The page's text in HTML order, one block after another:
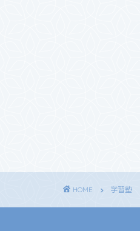
HOME 学習塾